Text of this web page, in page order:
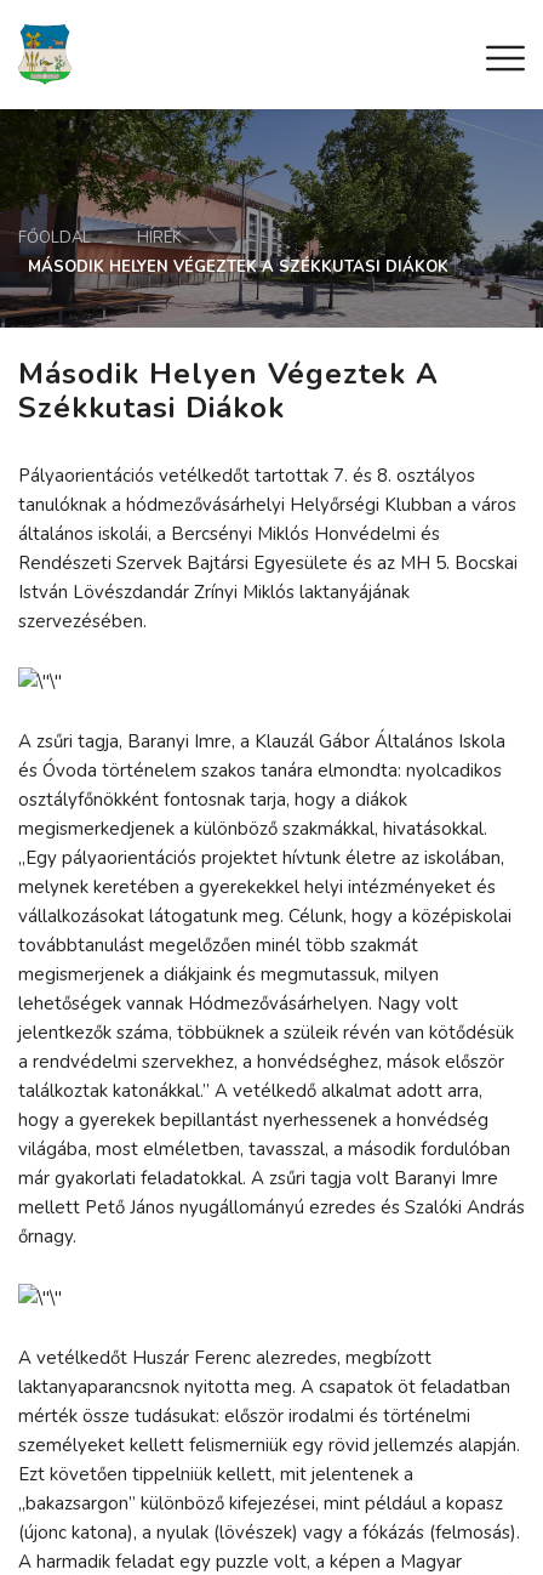
FŐOLDAL
HÍREK
MÁSODIK HELYEN VÉGEZTEK A SZÉKKUTASI DIÁKOK
Második Helyen Végeztek A
Székkutasi Diákok
Pályaorientációs vetélkedőt tartottak 7. és 8. osztályos
tanulóknak a hódmezővásárhelyi Helyőrségi Klubban a város
általános iskolái, a Bercsényi Miklós Honvédelmi és
Rendészeti Szervek Bajtársi Egyesülete és az MH 5. Bocskai
István Lövészdandár Zrínyi Miklós laktanyájának
szervezésében.
A zsűri tagja, Baranyi Imre, a Klauzál Gábor Általános Iskola
és Óvoda történelem szakos tanára elmondta: nyolcadikos
osztályfőnökként fontosnak tarja, hogy a diákok
megismerkedjenek a különböző szakmákkal, hivatásokkal.
„Egy pályaorientációs projektet hívtunk életre az iskolában,
melynek keretében a gyerekekkel helyi intézményeket és
vállalkozásokat látogatunk meg. Célunk, hogy a középiskolai
továbbtanulást megelőzően minél több szakmát
megismerjenek a diákjaink és megmutassuk, milyen
lehetőségek vannak Hódmezővásárhelyen. Nagy volt
jelentkezők száma, többüknek a szüleik révén van kötődésük
a rendvédelmi szervekhez, a honvédséghez, mások először
találkoztak katonákkal.” A vetélkedő alkalmat adott arra,
hogy a gyerekek bepillantást nyerhessenek a honvédség
világába, most elméletben, tavasszal, a második fordulóban
már gyakorlati feladatokkal. A zsűri tagja volt Baranyi Imre
mellett Pető János nyugállományú ezredes és Szalóki András
őrnagy.
A vetélkedőt Huszár Ferenc alezredes, megbízott
laktanyaparancsnok nyitotta meg. A csapatok öt feladatban
mérték össze tudásukat: először irodalmi és történelmi
személyeket kellett felismerniük egy rövid jellemzés alapján.
Ezt követően tippelniük kellett, mit jelentenek a
„bakazsargon” különböző kifejezései, mint például a kopasz
(újonc katona), a nyulak (lövészek) vagy a fókázás (felmosás).
A harmadik feladat egy puzzle volt, a képen a Magyar